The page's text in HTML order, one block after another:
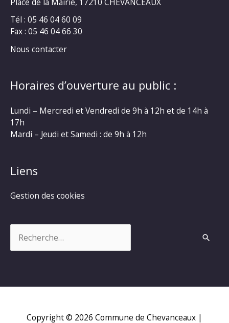
Tél : 05 46 04 60 09
Fax : 05 46 04 66 30
Nous contacter
Horaires d’ouverture au public :
Lundi – Mercredi et Vendredi de 9h à 12h et de 14h à
17h
Mardi – Jeudi et Samedi : de 9h à 12h
Liens
Gestion des cookies
Copyright © 2026 Commune de Chevanceaux |